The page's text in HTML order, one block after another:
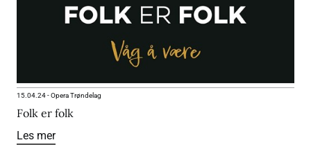
15.04.24-Opera Trøndelag
Folk er folk
Les mer